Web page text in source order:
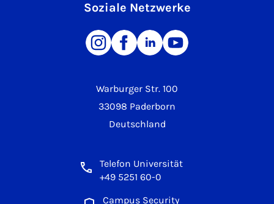
Warburger Str. 100
33098 Paderborn
Deutschland
Telefon Universität
+49 5251 60-0
Campus Security
Soziale Netzwerke